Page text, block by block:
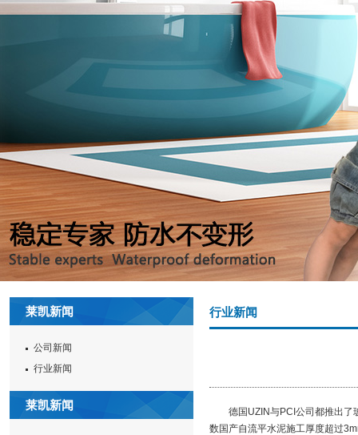
莱凯新闻
公司新闻
行业新闻
莱凯新闻
行业新闻
德国UZIN与PCI公司都推出了玻
数国产自流平水泥施工厚度超过